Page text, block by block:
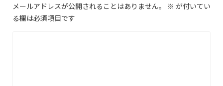
メールアドレスが公開されることはありません。 ※ が付いてい
る欄は必須項目です